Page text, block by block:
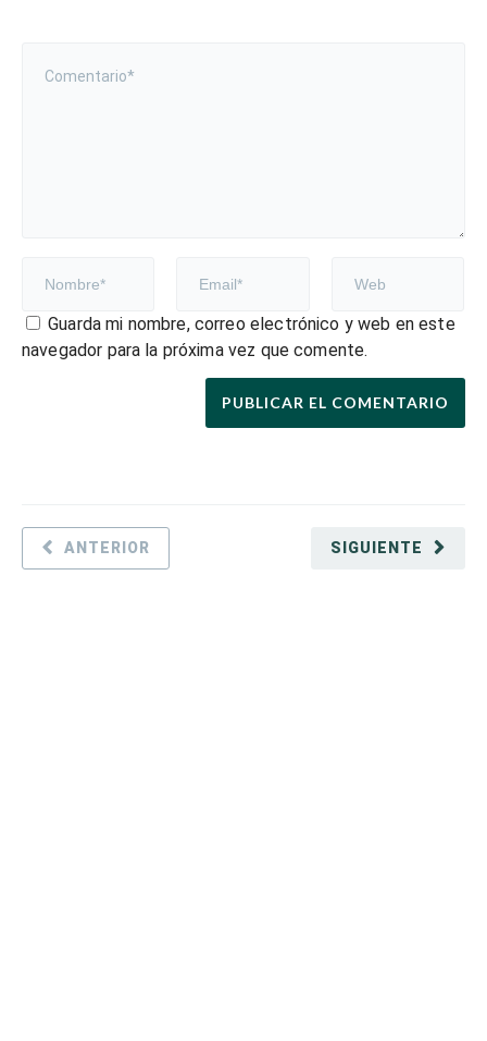
Guarda mi nombre, correo electrónico y web en este
navegador para la próxima vez que comente.
SIGUIENTE
ANTERIOR